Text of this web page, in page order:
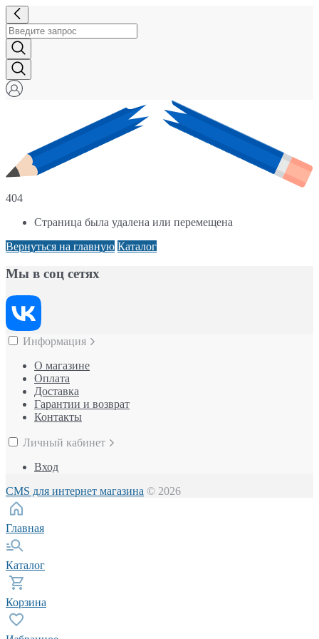
404
Страница была удалена или перемещена
Вернуться на главную Каталог
Мы в соц сетях
Информация
О магазине
Оплата
Доставка
Гарантии и возврат
Контакты
Личный кабинет
Вход
CMS для интернет магазина © 2026
Главная
Каталог
Корзина